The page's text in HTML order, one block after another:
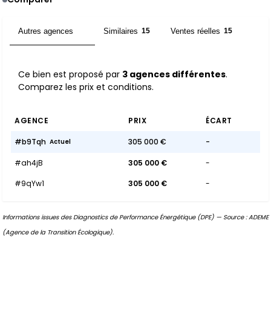
Autres agences Similaires 15 Ventes réelles 15
Ce bien est proposé par 3 agences différentes.
Comparez les prix et conditions.
AGENCE PRIX ÉCART
#b9Tqh Actuel 305 000 € -
#ah4jB 305 000 €
-
#9qYw1
305 000 € -
Informations issues des Diagnostics de Performance Énergétique (DPE) — Source : ADEME
(Agence de la Transition Écologique).